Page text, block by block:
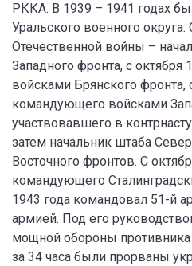
РККА. В 1939 – 1941 годах
Уральского военного
Отечественной войны –
Западного фронта, с
войсками Брянского фронта,
командующего войсками
участвовавшего в
затем начальник штаба
Восточного фронтов. С
командующего
1943 года командовал 51-й
армией. Под его
мощной обороны
за 34 часа были прорваны